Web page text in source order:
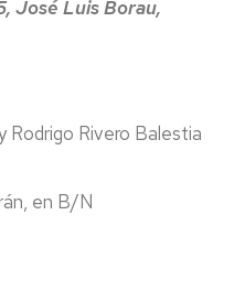
José Luis Borau,
Rodrigo Rivero Balestia
en B/N